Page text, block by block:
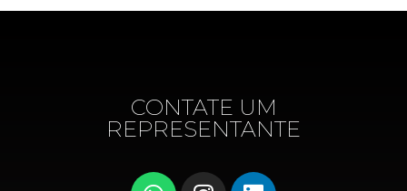
CONTATE UM
REPRESENTANTE